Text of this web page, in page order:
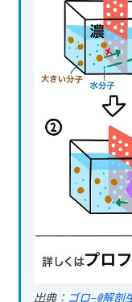
出典： ゴロ−@解剖